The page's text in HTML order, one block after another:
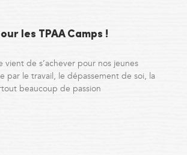
les TPAA Camps !
vient de s’achever pour nos jeunes
par le travail, le dépassement de soi, la
beaucoup de passion